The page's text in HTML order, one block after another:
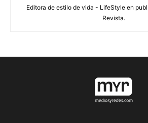
Editora de estilo de vida - LifeStyle en
Revista.